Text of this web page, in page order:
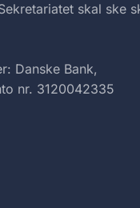
skal ske
Danske Bank,
nr. 3120042335